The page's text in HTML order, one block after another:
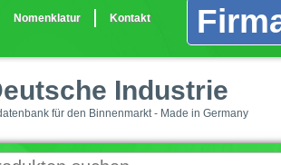
Nomenklatur Kontakt
Industrie
für den Binnenmarkt - Made in Germany